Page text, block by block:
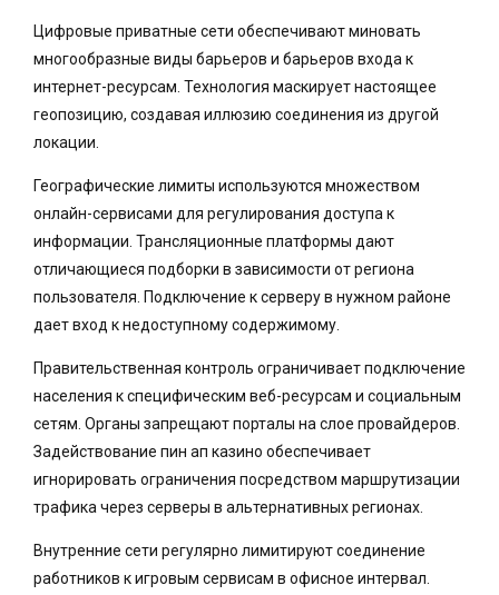
Цифровые приватные сети обеспечивают миновать
многообразные виды барьеров и барьеров входа к
интернет-ресурсам. Технология маскирует настоящее
геопозицию, создавая иллюзию соединения из другой
локации.
Географические лимиты используются множеством
онлайн-сервисами для регулирования доступа к
информации. Трансляционные платформы дают
отличающиеся подборки в зависимости от региона
пользователя. Подключение к серверу в нужном районе
дает вход к недоступному содержимому.
Правительственная контроль ограничивает подключение
населения к специфическим веб-ресурсам и социальным
сетям. Органы запрещают порталы на слое провайдеров.
Задействование пин ап казино обеспечивает
игнорировать ограничения посредством маршрутизации
трафика через серверы в альтернативных регионах.
Внутренние сети регулярно лимитируют соединение
работников к игровым сервисам в офисное интервал.